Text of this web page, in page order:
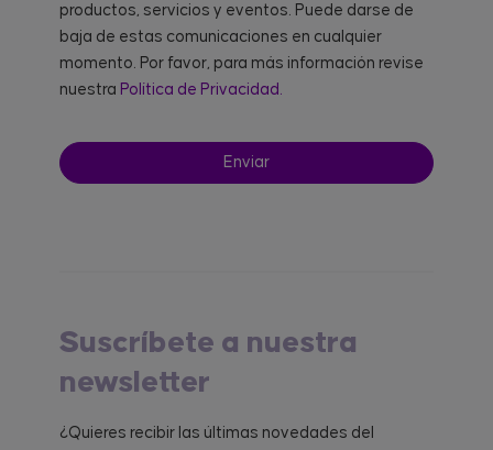
productos, servicios y eventos. Puede darse de
baja de estas comunicaciones en cualquier
momento. Por favor, para más información revise
nuestra Política de Privacidad.
Suscríbete a nuestra
newsletter
¿Quieres recibir las últimas novedades del